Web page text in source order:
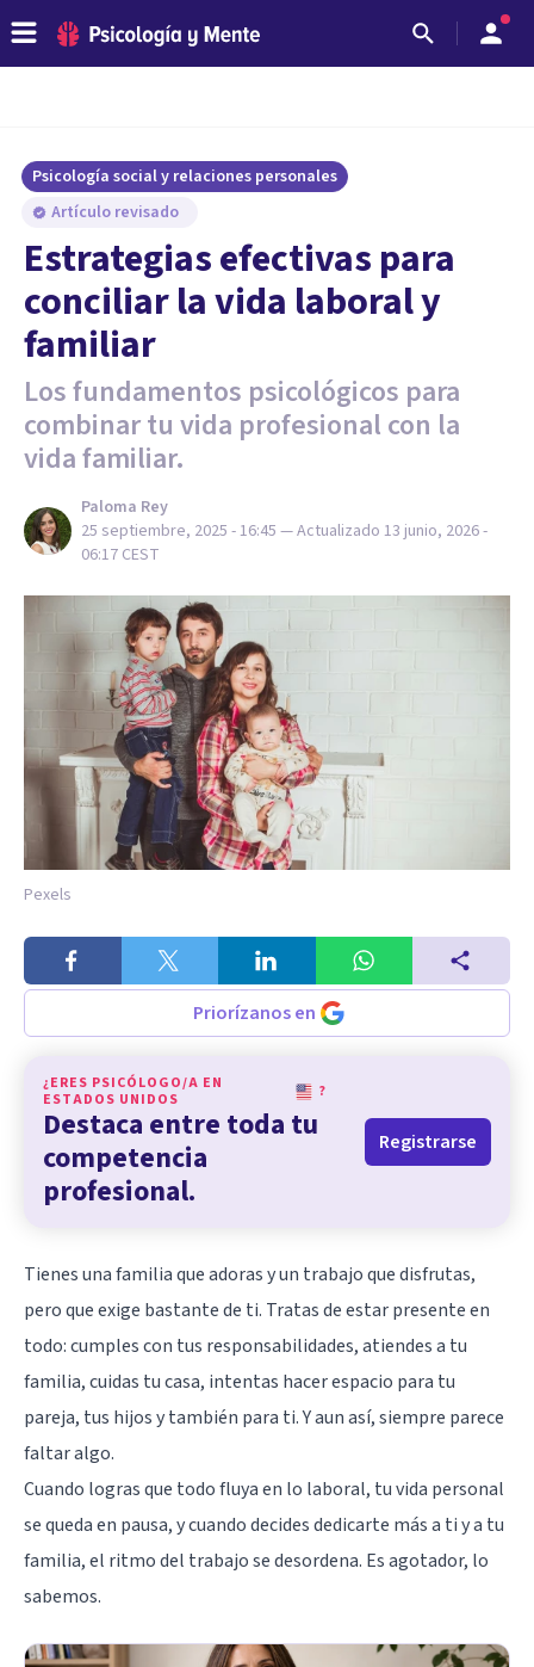
Psicología social y relaciones personales
Artículo revisado
Estrategias efectivas para
conciliar la vida laboral y
familiar
Los fundamentos psicológicos para
combinar tu vida profesional con la
vida familiar.
Paloma Rey
25 septiembre, 2025 - 16:45 — Actualizado 13 junio, 2026 -
06:17 CEST
Pexels
Priorízanos en
¿ERES PSICÓLOGO/A EN
ESTADOS UNIDOS
?
Destaca entre toda tu
competencia
profesional.
Registrarse
Tienes una familia que adoras y un trabajo que disfrutas,
pero que exige bastante de ti. Tratas de estar presente en
todo: cumples con tus responsabilidades, atiendes a tu
familia, cuidas tu casa, intentas hacer espacio para tu
pareja, tus hijos y también para ti. Y aun así, siempre parece
faltar algo.
Cuando logras que todo fluya en lo laboral, tu vida personal
se queda en pausa, y cuando decides dedicarte más a ti y a tu
familia, el ritmo del trabajo se desordena. Es agotador, lo
sabemos.